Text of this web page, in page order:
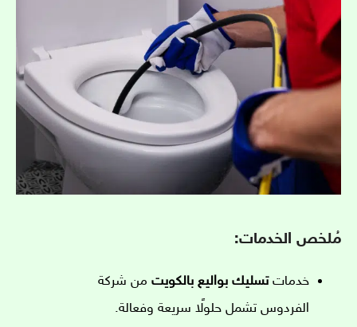
مُلخص الخدمات:
خدماتتسليك بواليع بالكويت من شركة
الفردوس تشمل حلولًا سريعة وفعالة.